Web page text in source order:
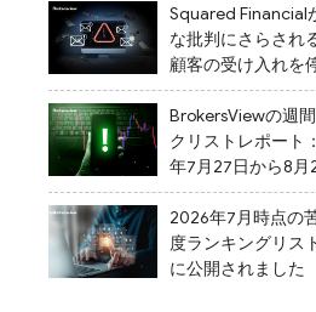
Squared Financial
な批判にさらされ
顧客の受け入れを
金を遅延
BrokersViewの週
クリストレポート
年7月27日から8月
の間に、24社の不
ローカーがフラグ
ました。
2026年7月時点の
度ランキングリス
に公開されました